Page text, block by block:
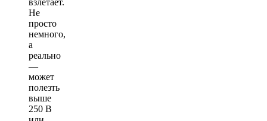
Не
просто
немного,
а
реально
—
может
полезть
выше
250 В